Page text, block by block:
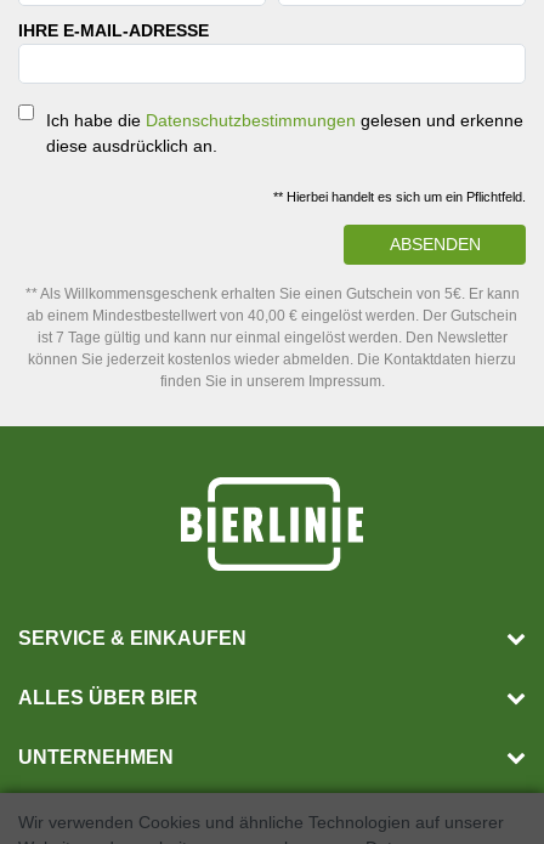
IHRE E-MAIL-ADRESSE
Ich habe die Datenschutzbestimmungen gelesen und erkenne
diese ausdrücklich an.
** Hierbei handelt es sich um ein Pflichtfeld.
ABSENDEN
** Als Willkommensgeschenk erhalten Sie einen Gutschein von 5€. Er kann
ab einem Mindestbestellwert von 40,00 € eingelöst werden. Der Gutschein
ist 7 Tage gültig und kann nur einmal eingelöst werden. Den Newsletter
können Sie jederzeit kostenlos wieder abmelden. Die Kontaktdaten hierzu
finden Sie in unserem Impressum.
SERVICE & EINKAUFEN
ALLES ÜBER BIER
UNTERNEHMEN
Wir verwenden Cookies und ähnliche Technologien auf unserer